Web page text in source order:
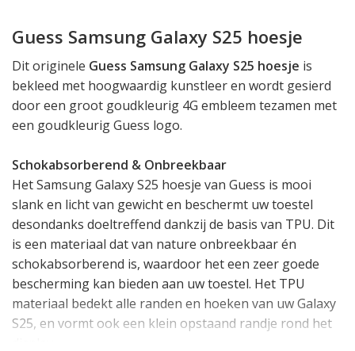
Guess Samsung Galaxy S25 hoesje
Dit originele Guess Samsung Galaxy S25 hoesje is
bekleed met hoogwaardig kunstleer en wordt gesierd
door een groot goudkleurig 4G embleem tezamen met
een goudkleurig Guess logo.
Schokabsorberend & Onbreekbaar
Het Samsung Galaxy S25 hoesje van Guess is mooi
slank en licht van gewicht en beschermt uw toestel
desondanks doeltreffend dankzij de basis van TPU. Dit
is een materiaal dat van nature onbreekbaar én
schokabsorberend is, waardoor het een zeer goede
bescherming kan bieden aan uw toestel. Het TPU
materiaal bedekt alle randen en hoeken van uw Galaxy
S25, en vormt ook een klein opstaand randje rond het